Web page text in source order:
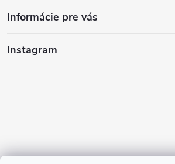
Informácie pre vás
Instagram